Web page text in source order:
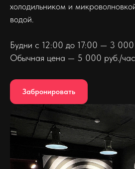
холодильником и
водой.
Будни с 12:00 до 17:00 — 3 000
Обычная цена — 5 000 руб./час
Забронировать